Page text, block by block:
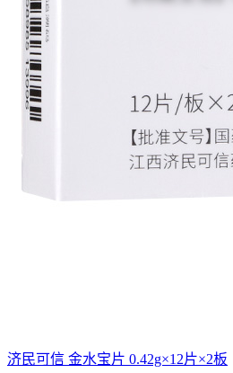
济民可信 金水宝片 0.42g×12片×2板